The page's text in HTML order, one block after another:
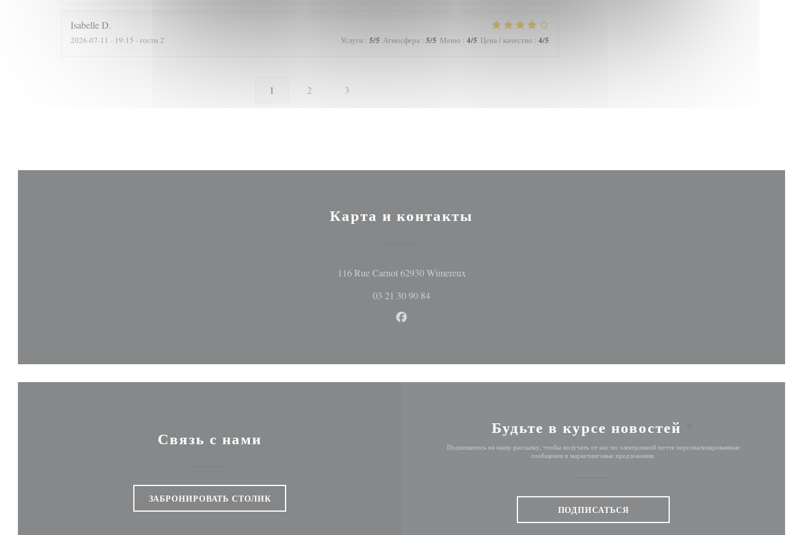
IsabelleD
2026-07-11 - 19:15 - гости 2 Услуги : 5/5 Атмосфера : 5/5 Меню : 4/5 Цена / качество : 4/5
1 2 3
Карта и контакты
116 Rue Carnot 62930 Wimereux((открывается в новом окне))
03 21 30 90 84
Facebook ((открывается в новом окне))
Связь с нами
ЗАБРОНИРОВАТЬ СТОЛИК
Будьте в курсе новостей
Подпишитесь на нашу рассылку, чтобы получать от нас по электронной почте персонализированные
сообщения и маркетинговые предложения.
ПОДПИСАТЬСЯ